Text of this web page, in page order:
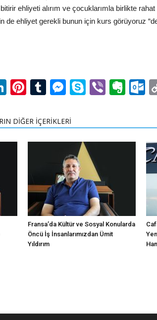
ehliyeti alırım ve çocuklarımla birlikte
de ehliyet gerekli bunun için kurs görüyoruz
LinkedIn
Pinterest
Tumblr
Messenger
SkypeViber
DİĞER İÇERİKLERİ
Fransa’da Kültür ve Sosyal Konularda
Öncü İş İnsanlarımızdan Ümit
Yıldırım